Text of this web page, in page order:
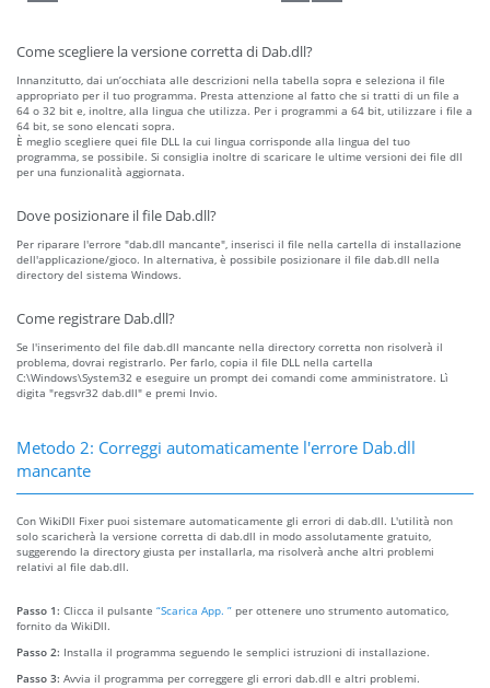
Come scegliere la versione corretta di Dab.dll?
Innanzitutto, dai un’occhiata alle descrizioni nella tabella sopra e seleziona il file
appropriato per il tuo programma. Presta attenzione al fatto che si tratti di un file a
64 o 32 bit e, inoltre, alla lingua che utilizza. Per i programmi a 64 bit, utilizzare i file a
64 bit, se sono elencati sopra.
È meglio scegliere quei file DLL la cui lingua corrisponde alla lingua del tuo
programma, se possibile. Si consiglia inoltre di scaricare le ultime versioni dei file dll
per una funzionalità aggiornata.
Dove posizionare il file Dab.dll?
Per riparare l'errore "dab.dll mancante", inserisci il file nella cartella di installazione
dell'applicazione/gioco. In alternativa, è possibile posizionare il file dab.dll nella
directory del sistema Windows.
Come registrare Dab.dll?
Se l'inserimento del file dab.dll mancante nella directory corretta non risolverà il
problema, dovrai registrarlo. Per farlo, copia il file DLL nella cartella
C:\Windows\System32 e eseguire un prompt dei comandi come amministratore. Lì
digita "regsvr32 dab.dll" e premi Invio.
Metodo 2: Correggi automaticamente l'errore Dab.dll
mancante
Con WikiDll Fixer puoi sistemare automaticamente gli errori di dab.dll. L'utilità non
solo scaricherà la versione corretta di dab.dll in modo assolutamente gratuito,
suggerendo la directory giusta per installarla, ma risolverà anche altri problemi
relativi al file dab.dll.
Passo 1: Clicca il pulsante “Scarica App. ” per ottenere uno strumento automatico,
fornito da WikiDll.
Passo 2: Installa il programma seguendo le semplici istruzioni di installazione.
Passo 3: Avvia il programma per correggere gli errori dab.dll e altri problemi.